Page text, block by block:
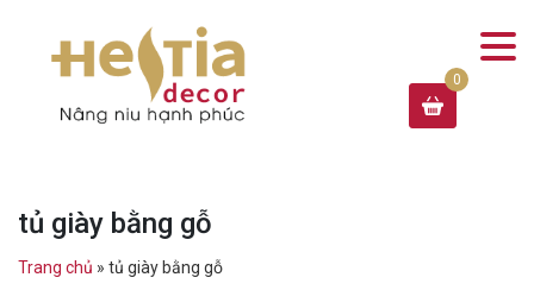
tủ giày bằng gỗ
Trang chủ » tủ giày bằng gỗ